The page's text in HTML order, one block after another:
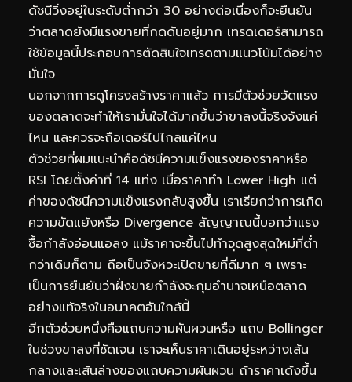
ดัชนีวิ่งอยู่ในระดับต่ำกว่า 30 อย่างต่อเนื่องก็จะยืนยัน
ว่าตลาดยังมีแรงขายที่กดดันอยู่มาก เทรดเดอร์สามารถ
ใช้ข้อมูลนี้ประกอบการตัดสินใจเทรดตามแนวโน้มได้อย่าง
มั่นใจ
นอกจากการดูโครงสร้างราคาแล้ว การมีตัวช่วยวัดแรง
ของตลาดจะทำให้เรามั่นใจได้มากขึ้นว่าขาลงนี้จริงจังแค่
ไหน และควรจะถือเดอร์ไปไกลแค่ไหน
ตัวช่วยที่ผมแนะนำคือดัชนีความแข็งแรงของราคาหรือ
RSI โดยตั้งค่าที่ 14 แท่ง เมื่อราคาทำ Lower High แต่
ค่าของดัชนีความแข็งแรงกลับสูงขึ้น เราเรียกว่าการเกิด
ความขัดแย้งหรือ Divergence สัญญาณนี้บอกว่าแรง
ซื้อกำลังอ่อนแอลง แม้ราคาจะขึ้นไปทำจุดสูงสุดใหม่ที่ต่ำ
กว่าเดิมก็ตาม ถือเป็นจังหวะเปิดขายที่ดีมาก ๆ เพราะ
เป็นการยืนยันว่าฝั่งขายกำลังจะกุมอำนาจเหนือตลาด
อย่างแท้จริงในอนาคตอันใกล้นี้
อีกตัวช่วยหนึ่งคือแถบความผันผวนหรือ แถบ Bollinger
ในช่วงขาลงที่ชัดเจน เราจะเห็นราคาเดินอยู่ระหว่างเส้น
กลางและเส้นล่างของแถบความผันผวน ถ้าราคาเด้งขึ้น